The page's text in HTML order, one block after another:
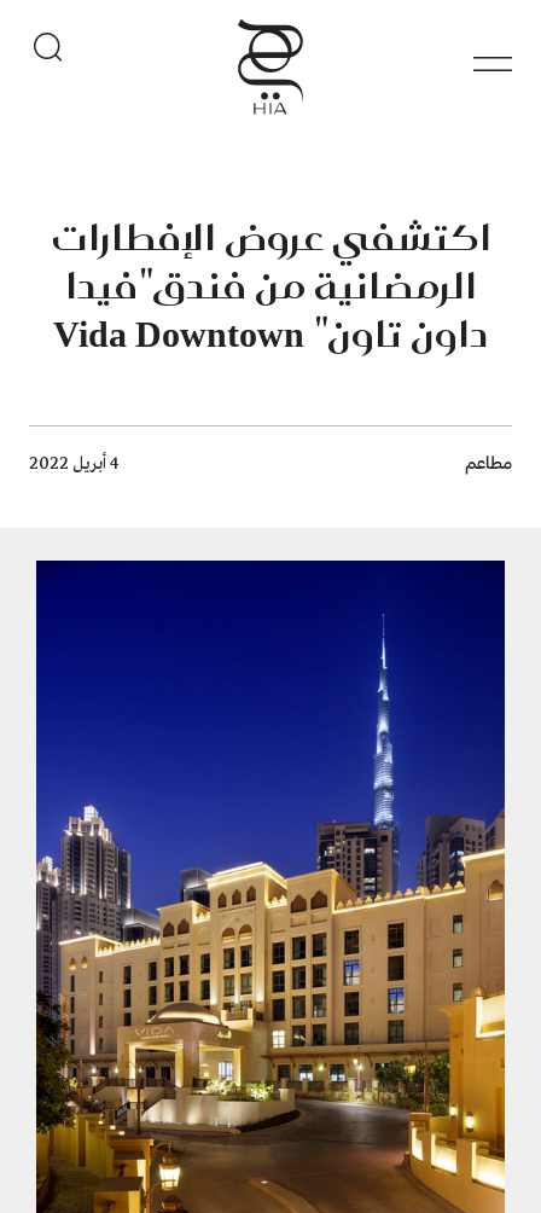
اكتشفي عروض الإفطارات
الرمضانية من فندق"فيدا
داون تاون" Vida Downtown
Breadcrumbمطاعم